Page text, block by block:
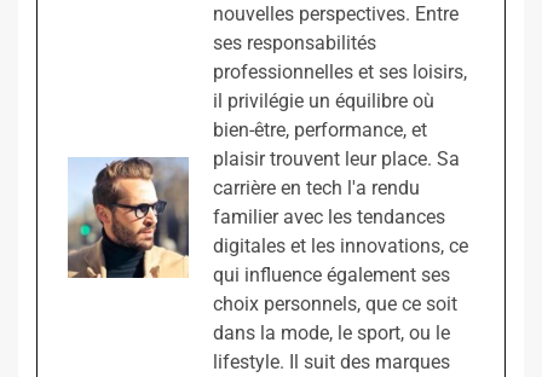
nouvelles perspectives. Entre
ses responsabilités
professionnelles et ses loisirs,
il privilégie un équilibre où
bien-être, performance, et
plaisir trouvent leur place. Sa
carrière en tech l'a rendu
familier avec les tendances
digitales et les innovations, ce
qui influence également ses
choix personnels, que ce soit
dans la mode, le sport, ou le
lifestyle. Il suit des marques